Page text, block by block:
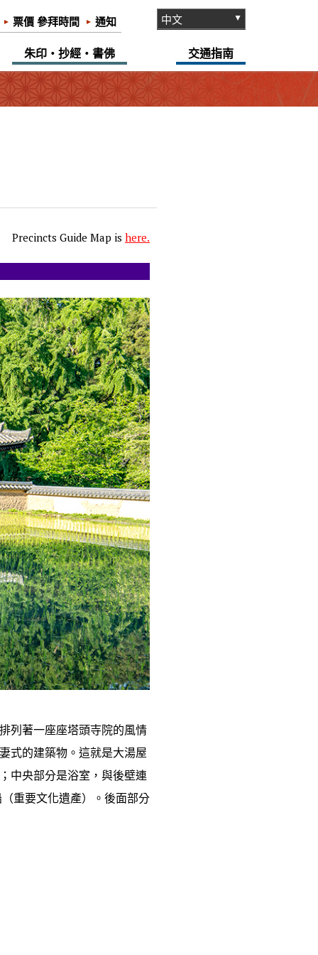
票價 參拜時間 通知
朱印・抄經・書佛 交通指南
Precincts Guide Map is here.
列著一座座塔頭寺院的風情
式的建築物。這就是大湯屋
中央部分是浴室，與後壁連
重要文化遺產）。後面部分